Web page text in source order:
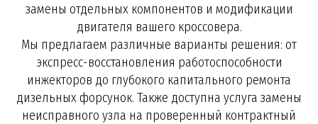
замены отдельных компонентов и модификации
двигателя вашего кроссовера.
Мы предлагаем различные варианты решения: от
экспресс-восстановления работоспособности
инжекторов до глубокого капитального ремонта
дизельных форсунок. Также доступна услуга замены
неисправного узла на проверенный контрактный